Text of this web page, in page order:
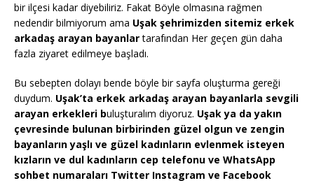
bir ilçesi kadar diyebiliriz. Fakat Böyle olmasına rağmen
nedendir bilmiyorum ama Uşak şehrimizden sitemiz erkek
arkadaş arayan bayanlartarafından Her geçen gün daha
fazla ziyaret edilmeye başladı.
Bu sebepten dolayı bende böyle bir sayfa oluşturma gereği
duydum. Uşak’ta erkek arkadaş arayan bayanlarla sevgili
arayan erkekleri buluşturalım diyoruz. Uşak ya da yakın
çevresinde bulunan birbirinden güzel olgun ve zengin
bayanların yaşlı ve güzel kadınların evlenmek isteyen
kızların ve dul kadınların cep telefonu ve WhatsApp
sohbet numaraları Twitter Instagram ve Facebook